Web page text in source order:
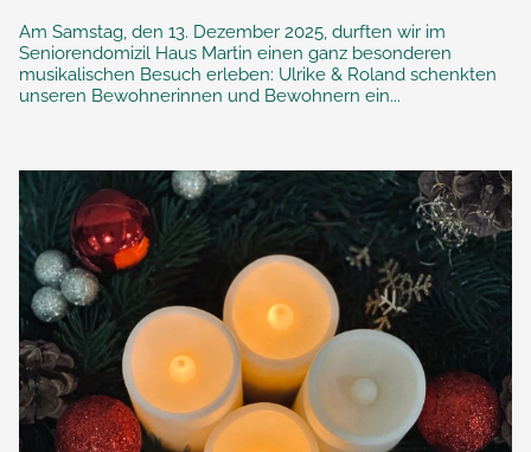
Am Samstag, den 13. Dezember 2025, durften wir im
Seniorendomizil Haus Martin einen ganz besonderen
musikalischen Besuch erleben: Ulrike & Roland schenkten
unseren Bewohnerinnen und Bewohnern ein...